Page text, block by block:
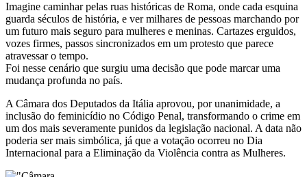
Imagine caminhar pelas ruas históricas de Roma, onde cada esquina
guarda séculos de história, e ver milhares de pessoas marchando por
um futuro mais seguro para mulheres e meninas. Cartazes erguidos,
vozes firmes, passos sincronizados em um protesto que parece
atravessar o tempo.
Foi nesse cenário que surgiu uma decisão que pode marcar uma
mudança profunda no país.
A Câmara dos Deputados da Itália aprovou, por unanimidade, a
inclusão do feminicídio no Código Penal, transformando o crime em
um dos mais severamente punidos da legislação nacional. A data não
poderia ser mais simbólica, já que a votação ocorreu no Dia
Internacional para a Eliminação da Violência contra as Mulheres.